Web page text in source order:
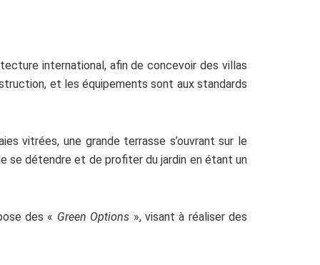
international, afin de concevoir des villas
et les équipements sont aux standards
vitrées, une grande terrasse s’ouvrant sur le
se détendre et de profiter du jardin en étant un
des « Green Options », visant à réaliser des